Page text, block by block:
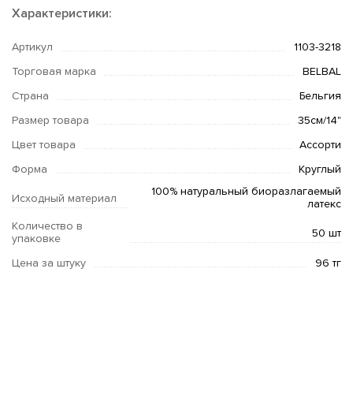
Характеристики:
Артикул 1103-3218
Торговая марка BELBAL
Страна Бельгия
Размер товара 35см/14"
Цвет товара Ассорти
Форма Круглый
Исходный материал
100% натуральный биоразлагаемый
латекс
Количество в
упаковке
50 шт
Цена за штуку 96 тг